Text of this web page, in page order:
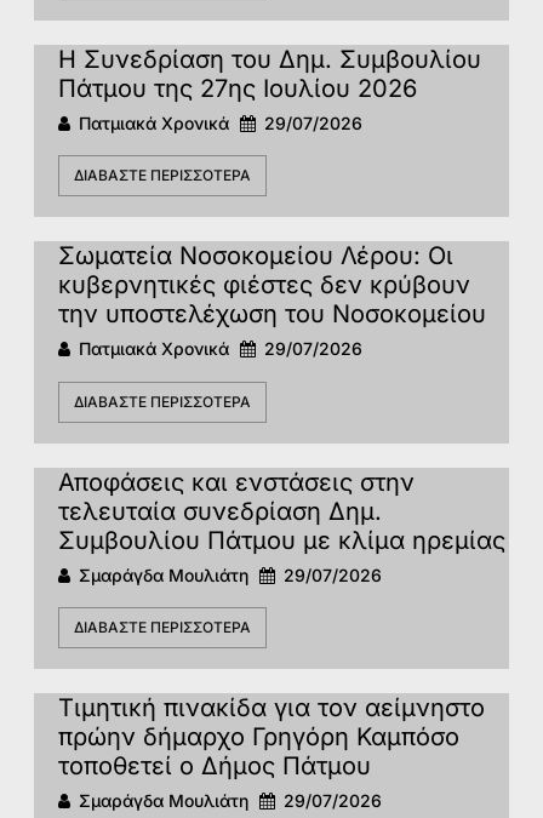
Η Συνεδρίαση του Δημ. Συμβουλίου
Πάτμου της 27ης Ιουλίου 2026
Πατμιακά Χρονικά 29/07/2026
ΔΙΑΒΆΣΤΕ ΠΕΡΙΣΣΌΤΕΡΑ
Σωματεία Νοσοκομείου Λέρου: Οι
κυβερνητικές φιέστες δεν κρύβουν
την υποστελέχωση του Νοσοκομείου
Πατμιακά Χρονικά 29/07/2026
ΔΙΑΒΆΣΤΕ ΠΕΡΙΣΣΌΤΕΡΑ
Αποφάσεις και ενστάσεις στην
τελευταία συνεδρίαση Δημ.
Συμβουλίου Πάτμου με κλίμα ηρεμίας
Σμαράγδα Μουλιάτη 29/07/2026
ΔΙΑΒΆΣΤΕ ΠΕΡΙΣΣΌΤΕΡΑ
Τιμητική πινακίδα για τον αείμνηστο
πρώην δήμαρχο Γρηγόρη Καμπόσο
τοποθετεί ο Δήμος Πάτμου
Σμαράγδα Μουλιάτη 29/07/2026